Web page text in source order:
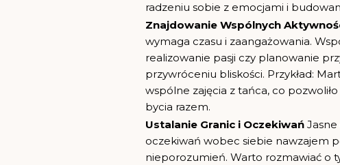
radzeniu sobie z emocjami i
Znajdowanie Wspólnych
wymaga czasu i zaangażowania.
realizowanie pasji czy planowanie
przywróceniu bliskości. Przykład:
wspólne zajęcia z tańca, co
bycia razem.
Ustalanie Granic i Oczekiwań
oczekiwań wobec siebie nawzajem
nieporozumień. Warto rozmawiać o